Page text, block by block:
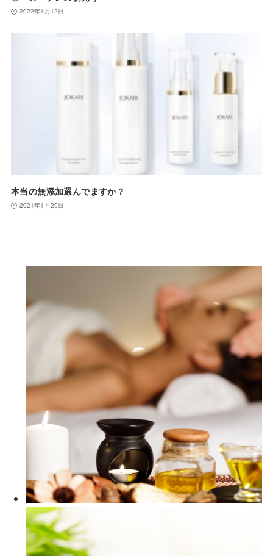
2022年1月12日
本当の無添加選んでますか？
2021年1月20日